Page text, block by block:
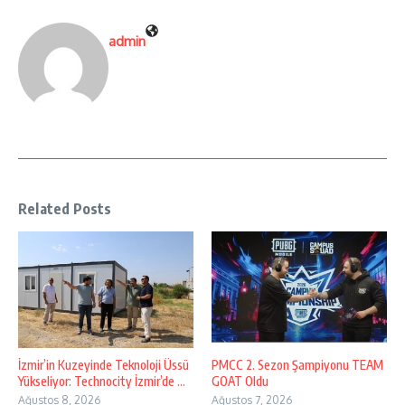
admin
Related Posts
İzmir’in Kuzeyinde Teknoloji Üssü
Yükseliyor: Technocity İzmir’de ...
Ağustos 8, 2026
PMCC 2. Sezon Şampiyonu TEAM
GOAT Oldu
Ağustos 7, 2026